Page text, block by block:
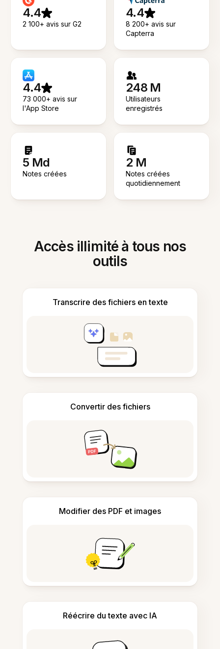
4.4
2 100+ avis sur G2
4.4
8 200+ avis sur
Capterra
4.4
73 000+ avis sur
l'App Store
248 M
Utilisateurs
enregistrés
5 Md
Notes créées
2 M
Notes créées
quotidiennement
Accès illimité à tous nos
outils
Transcrire des fichiers en texte
Convertir des fichiers
Modifier des PDF et images
Réécrire du texte avec IA